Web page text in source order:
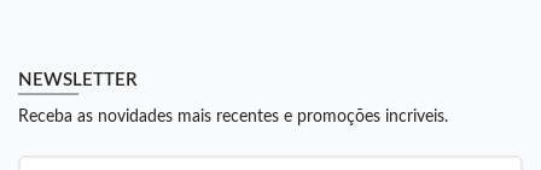
NEWSLETTER
Receba as novidades mais recentes e promoções incriveis.